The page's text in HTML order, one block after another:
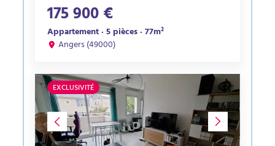
175 900 €
Appartement · 5 pièces · 77m²
Angers (49000)
EXCLUSIVITÉ